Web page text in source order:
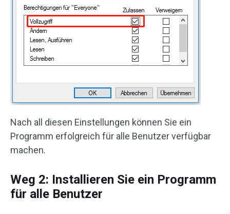
Nach all diesen Einstellungen können Sie ein
Programm erfolgreich für alle Benutzer verfügbar
machen.
Weg 2: Installieren Sie ein Programm
für alle Benutzer